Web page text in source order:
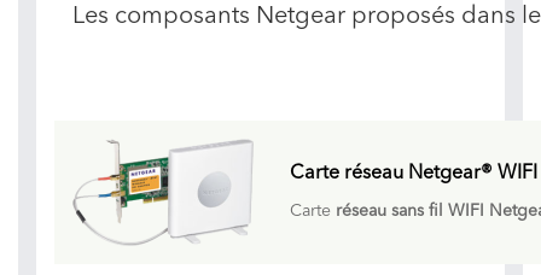
Les composants Netgear proposés dans
Carte réseau Netgear®
Carte réseau sans fil WIFI